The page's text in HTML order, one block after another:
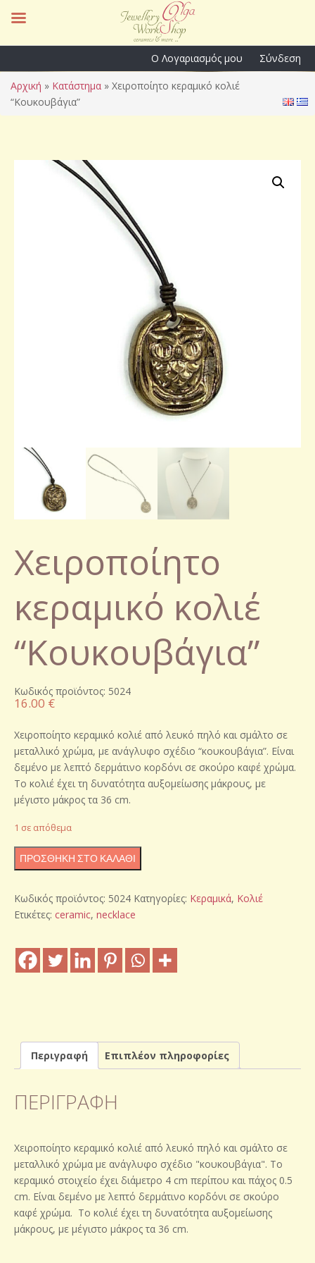
Ο Λογαριασμός μου Σύνδεση
Αρχική » Κατάστημα » Χειροποίητο κεραμικό κολιέ
“Κουκουβάγια”
Χειροποίητο
κεραμικό κολιέ
“Κουκουβάγια”
Κωδικός προϊόντος: 5024
16.00 €
Χειροποίητο κεραμικό κολιέ από λευκό πηλό και σμάλτο σε
μεταλλικό χρώμα, με ανάγλυφο σχέδιο “κουκουβάγια”. Είναι
δεμένο με λεπτό δερμάτινο κορδόνι σε σκούρο καφέ χρώμα.
Το κολιέ έχει τη δυνατότητα αυξομείωσης μάκρους, με
μέγιστο μάκρος τα 36 cm.
1 σε απόθεμα
Χειροποίητο
κεραμικό
"Κουκουβάγια"
ποσότητα
ΠΡΟΣΘΉΚΗ ΣΤΟ ΚΑΛΆΘΙ
Κωδικός προϊόντος: 5024 Κατηγορίες: Κεραμικά, Κολιέ
Ετικέτες: ceramic, necklace
Περιγραφή Επιπλέον πληροφορίες
ΠΕΡΙΓΡΑΦΉ
Χειροποίητο κεραμικό κολιέ από λευκό πηλό και σμάλτο σε
μεταλλικό χρώμα με ανάγλυφο σχέδιο "κουκουβάγια". Το
κεραμικό στοιχείο έχει διάμετρο 4 cm περίπου και πάχος 0.5
cm. Είναι δεμένο με λεπτό δερμάτινο κορδόνι σε σκούρο
καφέ χρώμα. Το κολιέ έχει τη δυνατότητα αυξομείωσης
μάκρους, με μέγιστο μάκρος τα 36 cm.